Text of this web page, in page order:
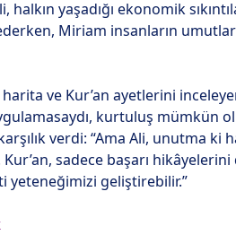
halkın yaşadığı ekonomik
Miriam insanların
ve Kur’an ayetlerini
kurtuluş mümkün
verdi: “Ama Ali, unutma
sadece başarı
yeteneğimizi geliştirebilir.”